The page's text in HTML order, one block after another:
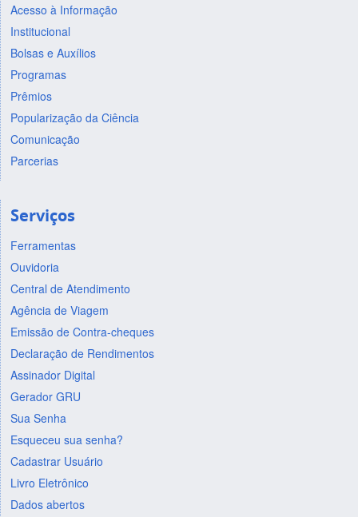
Acesso à Informação
Institucional
Bolsas e Auxílios
Programas
Prêmios
Popularização da Ciência
Comunicação
Parcerias
Serviços
Ferramentas
Ouvidoria
Central de Atendimento
Agência de Viagem
Emissão de Contra-cheques
Declaração de Rendimentos
Assinador Digital
Gerador GRU
Sua Senha
Esqueceu sua senha?
Cadastrar Usuário
Livro Eletrônico
Dados abertos